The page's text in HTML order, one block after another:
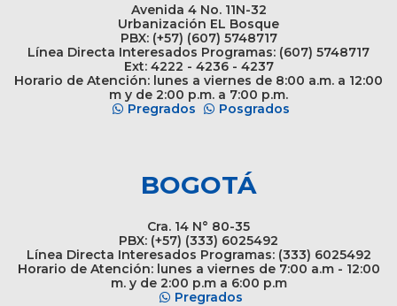
Avenida 4 No. 11N-32
Urbanización EL Bosque
PBX: (+57) (607) 5748717
Línea Directa Interesados Programas: (607) 5748717
Ext: 4222 - 4236 - 4237
Horario de Atención: lunes a viernes de 8:00 a.m. a 12:00
m y de 2:00 p.m. a 7:00 p.m.
Pregrados
Posgrados
BOGOTÁ
Cra. 14 N° 80-35
PBX: (+57) (333) 6025492
Línea Directa Interesados Programas: (333) 6025492
Horario de Atención: lunes a viernes de 7:00 a.m - 12:00
m. y de 2:00 p.m a 6:00 p.m
Pregrados